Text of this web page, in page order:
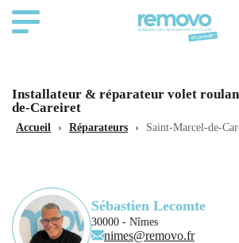
Installateur & réparateur volet
de-Careiret
Accueil › Réparateurs › Saint-Marcel-de-
Sébastien Lecomte
30000 - Nîmes
nimes@removo.fr